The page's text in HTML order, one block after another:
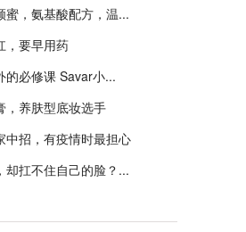
蜜，氨基酸配方，温...
，要早用药
的必修课 Savar小...
，养肤型底妆选手
中招，有疫情时最担心
却扛不住自己的脸？...